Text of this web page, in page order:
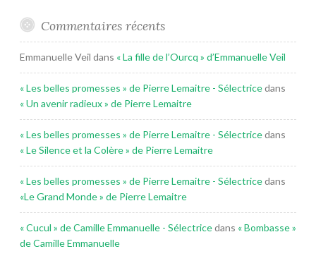
Commentaires récents
Emmanuelle Veil dans « La fille de l’Ourcq » d’Emmanuelle Veil
« Les belles promesses » de Pierre Lemaitre - Sélectricedans
« Un avenir radieux » de Pierre Lemaitre
« Les belles promesses » de Pierre Lemaitre - Sélectricedans
« Le Silence et la Colère » de Pierre Lemaitre
« Les belles promesses » de Pierre Lemaitre - Sélectricedans
«Le Grand Monde » de Pierre Lemaitre
« Cucul » de Camille Emmanuelle - Sélectricedans « Bombasse »
de Camille Emmanuelle